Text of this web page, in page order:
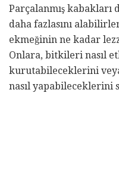
Parçalanmış
daha fazlasını
ekmeğinin ne kadar
Onlara, bitkileri nasıl
kurutabileceklerini
nasıl yapabileceklerini